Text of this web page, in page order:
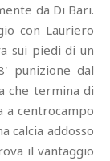
da Di Bari.
con Lauriero
sui piedi di un
punizione dal
che termina di
a centrocampo
calcia addosso
il vantaggio